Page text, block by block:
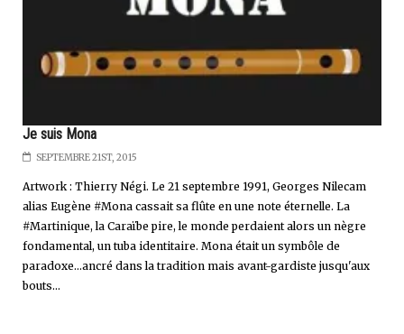
Je suis Mona
SEPTEMBRE 21ST, 2015
Artwork : Thierry Négi. Le 21 septembre 1991, Georges Nilecam
alias Eugène #Mona cassait sa flûte en une note éternelle. La
#Martinique, la Caraïbe pire, le monde perdaient alors un nègre
fondamental, un tuba identitaire. Mona était un symbôle de
paradoxe...ancré dans la tradition mais avant-gardiste jusqu'aux
bouts...